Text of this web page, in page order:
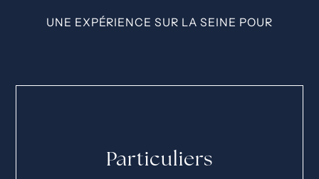
UNE EXPÉRIENCE SUR LA SEINE POUR
Particuliers